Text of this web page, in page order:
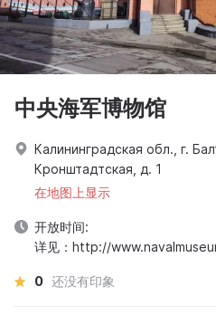
中央海军博物馆
Калининградская обл., г.
Кронштадтская, д. 1
在地图上显示
开放时间:
详见：http://
0 还没有印象